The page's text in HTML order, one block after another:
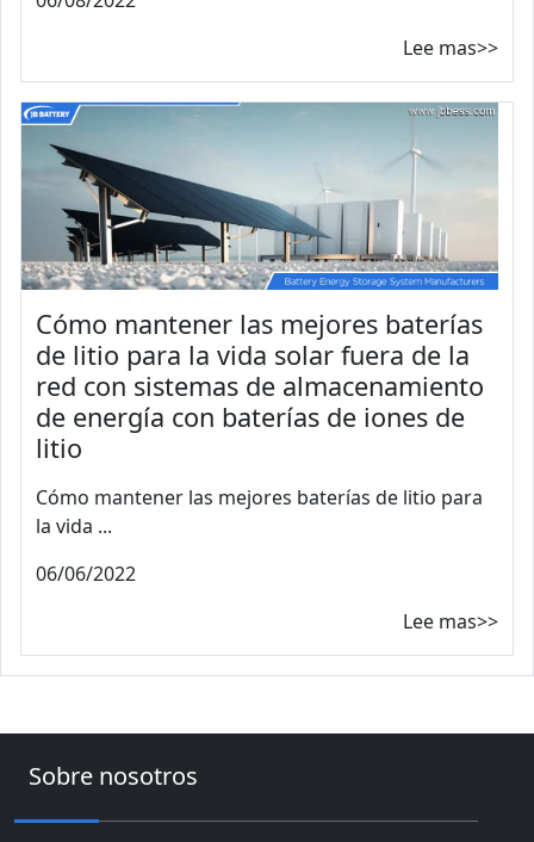
Lee mas>>
Cómo mantener las mejores baterías
de litio para la vida solar fuera de la
red con sistemas de almacenamiento
de energía con baterías de iones de
litio
Cómo mantener las mejores baterías de litio para
la vida ...
06/06/2022
Lee mas>>
Sobre nosotros